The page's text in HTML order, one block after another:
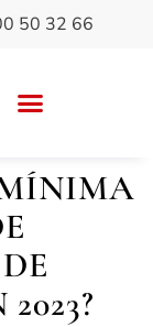
50 32 66